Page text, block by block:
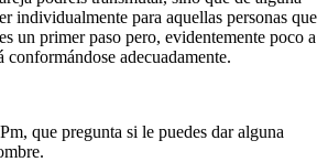
individualmente para aquellas personas que
un primer paso pero, evidentemente poco a
conformándose adecuadamente.
que pregunta si le puedes dar alguna